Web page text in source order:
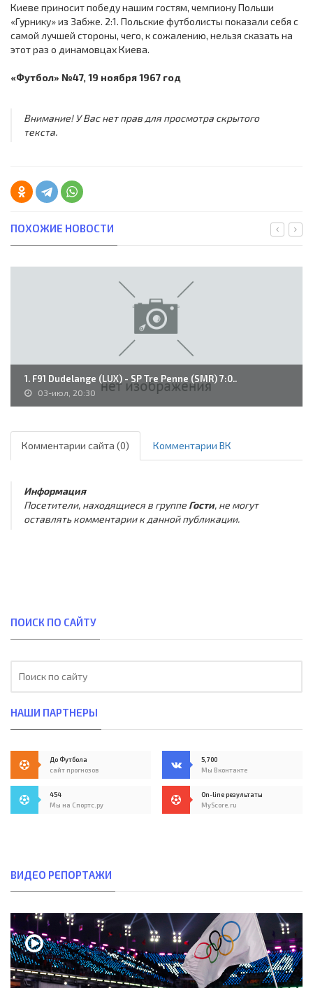
Киеве приносит победу нашим гостям, чемпиону Польши
«Гурнику» из Забже. 2:1. Польские футболисты показали себя с
самой лучшей стороны, чего, к сожалению, нельзя сказать на
этот раз о динамовцах Киева.
«Футбол» №47, 19 ноября 1967 год
Внимание! У Вас нет прав для просмотра скрытого
текста.
ПОХОЖИЕ НОВОСТИ
1. F91 Dudelange (LUX) - SP Tre Penne (SMR) 7:0..
03-июл, 20:30
Комментарии сайта (0) Комментарии ВК
Информация
Посетители, находящиеся в группе Гости, не могут
оставлять комментарии к данной публикации.
ПОИСК ПО САЙТУ
НАШИ ПАРТНЕРЫ
До Футбола
сайт прогнозов
5,700
Мы Вконтакте
454
Мы на Спортс.ру
On-line результаты
MyScore.ru
ВИДЕО РЕПОРТАЖИ